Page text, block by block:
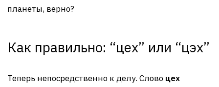
планеты, верно?
Как правильно: “цех” или “цэх”
Теперь непосредственно к делу. Слово цех